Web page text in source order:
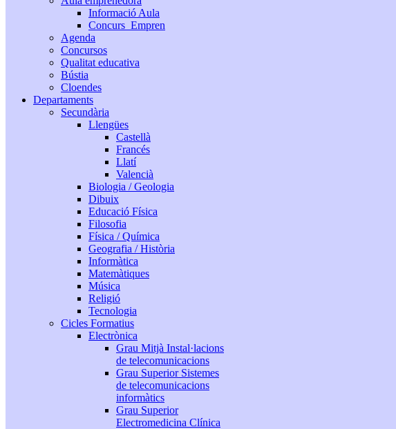
Informació Aula
Concurs_Empren
Agenda
Concursos
Qualitat educativa
Bústia
Cloendes
Departaments
Secundària
Llengües
Castellà
Francés
Llatí
Valencià
Biologia / Geologia
Dibuix
Educació Física
Filosofia
Física / Química
Geografia / Història
Informàtica
Matemàtiques
Música
Religió
Tecnologia
Cicles Formatius
Electrònica
Grau Mitjà Instal·lacions
de telecomunicacions
Grau Superior Sistemes
de telecomunicacions
informàtics
Grau Superior
Electromedicina Clínica